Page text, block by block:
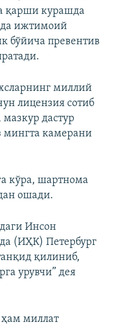
қарши курашда
ижтимоий
бўйича превентив
миллий
лицензия сотиб
дастур
мингта камерани
кўра, шартнома
ошади.
Инсон
(ИҲК) Петербург
қилиниб,
урувчи” дея
ҳам миллат